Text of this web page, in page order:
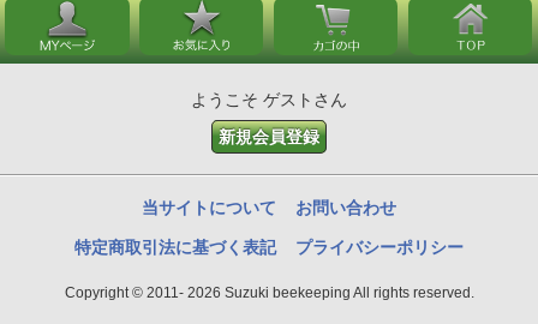
ようこそ ゲストさん
新規会員登録
当サイトについて お問い合わせ
特定商取引法に基づく表記 プライバシーポリシー
Copyright © 2011- 2026 Suzuki beekeeping All rights reserved.